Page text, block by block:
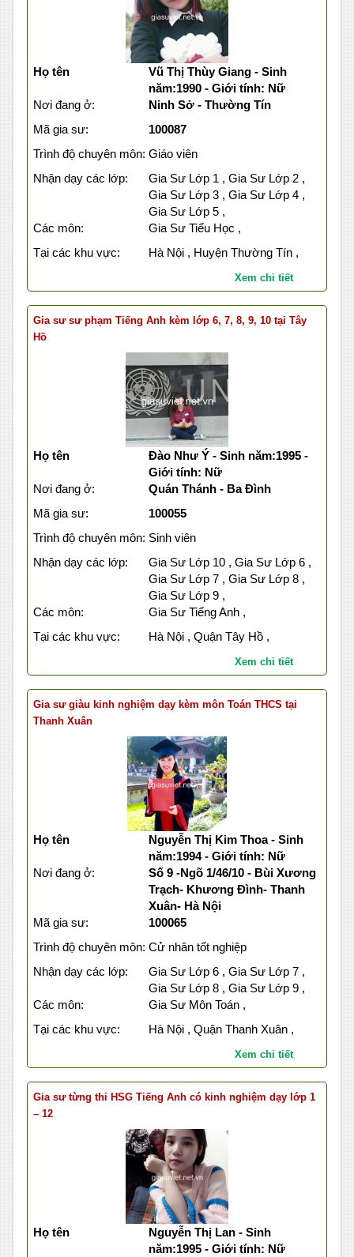
Họ tên
Vũ Thị Thùy Giang - Sinh
năm:1990 - Giới tính: Nữ
Nơi đang ở:
Ninh Sở - Thường Tín
Mã gia sư:
100087
Trình độ chuyên môn: Giáo viên
Nhận dạy các lớp:
Gia Sư Lớp 1 , Gia Sư Lớp 2 ,
Gia Sư Lớp 3 , Gia Sư Lớp 4 ,
Gia Sư Lớp 5 ,
Các môn:
Gia Sư Tiểu Học ,
Tại các khu vực:
Hà Nội , Huyện Thường Tín ,
Xem chi tiết
Gia sư sư phạm Tiếng Anh kèm lớp 6, 7, 8, 9, 10 tại Tây
Hồ
Họ tên
Đào Như Ý - Sinh năm:1995 -
Giới tính: Nữ
Nơi đang ở:
Quán Thánh - Ba Đình
Mã gia sư:
100055
Trình độ chuyên môn: Sinh viên
Nhận dạy các lớp:
Gia Sư Lớp 10 , Gia Sư Lớp 6 ,
Gia Sư Lớp 7 , Gia Sư Lớp 8 ,
Gia Sư Lớp 9 ,
Các môn:
Gia Sư Tiếng Anh ,
Tại các khu vực:
Hà Nội , Quận Tây Hồ ,
Xem chi tiết
Gia sư giàu kinh nghiệm dạy kèm môn Toán THCS tại
Thanh Xuân
Họ tên
Nguyễn Thị Kim Thoa - Sinh
năm:1994 - Giới tính: Nữ
Nơi đang ở:
Số 9 -Ngõ 1/46/10 - Bùi Xương
Trạch- Khương Đình- Thanh
Xuân- Hà Nội
Mã gia sư:
100065
Trình độ chuyên môn: Cử nhân tốt nghiệp
Nhận dạy các lớp:
Gia Sư Lớp 6 , Gia Sư Lớp 7 ,
Gia Sư Lớp 8 , Gia Sư Lớp 9 ,
Các môn:
Gia Sư Môn Toán ,
Tại các khu vực:
Hà Nội , Quận Thanh Xuân ,
Xem chi tiết
Gia sư từng thi HSG Tiếng Anh có kinh nghiệm dạy lớp 1
– 12
Họ tên
Nguyễn Thị Lan - Sinh
năm:1995 - Giới tính: Nữ